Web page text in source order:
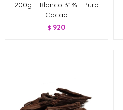
200g. - Blanco 31% - Puro
Cacao
$ 920